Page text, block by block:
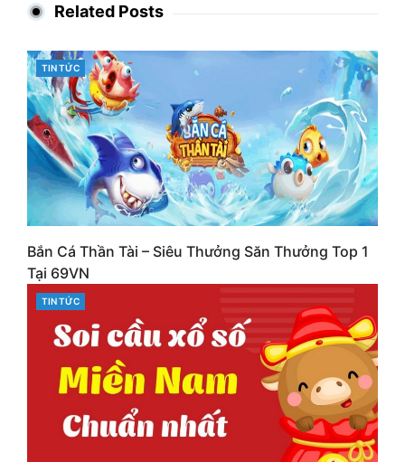
Related Posts
CATEGORIES
TIN TỨC
Bắn Cá Thần Tài – Siêu Thưởng Săn Thưởng Top 1
Tại 69VN
CATEGORIES
TIN TỨC